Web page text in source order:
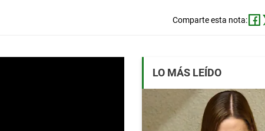
Comparte esta nota:
LO MÁS LEÍDO